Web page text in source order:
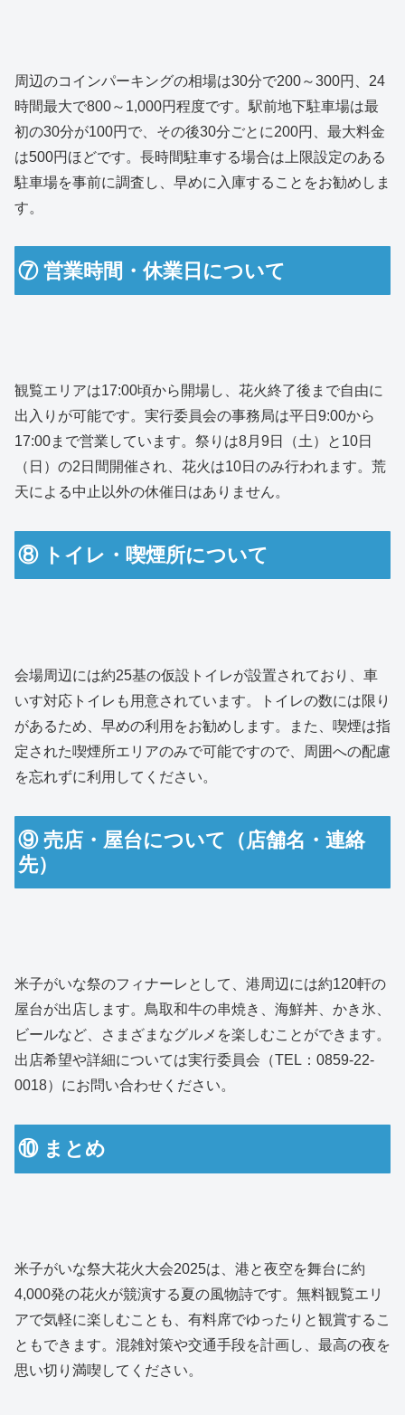
周辺のコインパーキングの相場は30分で200～300円、24
時間最大で800～1,000円程度です。駅前地下駐車場は最
初の30分が100円で、その後30分ごとに200円、最大料金
は500円ほどです。長時間駐車する場合は上限設定のある
駐車場を事前に調査し、早めに入庫することをお勧めしま
す。
⑦ 営業時間・休業日について
観覧エリアは17:00頃から開場し、花火終了後まで自由に
出入りが可能です。実行委員会の事務局は平日9:00から
17:00まで営業しています。祭りは8月9日（土）と10日
（日）の2日間開催され、花火は10日のみ行われます。荒
天による中止以外の休催日はありません。
⑧ トイレ・喫煙所について
会場周辺には約25基の仮設トイレが設置されており、車
いす対応トイレも用意されています。トイレの数には限り
があるため、早めの利用をお勧めします。また、喫煙は指
定された喫煙所エリアのみで可能ですので、周囲への配慮
を忘れずに利用してください。
⑨ 売店・屋台について（店舗名・連絡
先）
米子がいな祭のフィナーレとして、港周辺には約120軒の
屋台が出店します。鳥取和牛の串焼き、海鮮丼、かき氷、
ビールなど、さまざまなグルメを楽しむことができます。
出店希望や詳細については実行委員会（TEL：0859-22-
0018）にお問い合わせください。
⑩ まとめ
米子がいな祭大花火大会2025は、港と夜空を舞台に約
4,000発の花火が競演する夏の風物詩です。無料観覧エリ
アで気軽に楽しむことも、有料席でゆったりと観賞するこ
ともできます。混雑対策や交通手段を計画し、最高の夜を
思い切り満喫してください。